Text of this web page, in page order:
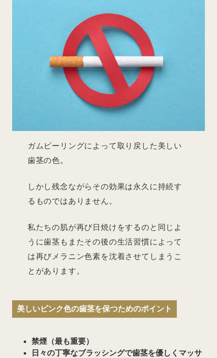
ガムピーリングによって取り戻した美しい
歯茎の色。
しかし残念ながらその効果は永久に持続す
るものではありません。
私たちの肌が再び日焼けをするのと同じよ
うに歯茎もまたその後の生活習慣によって
は再びメラニン色素を沈着させてしまうこ
とがあります。
美しいピンク色の歯茎を保つためのポイント
禁煙（最も重要）
日々の丁寧なブラッシングで歯茎を優しくマッサ